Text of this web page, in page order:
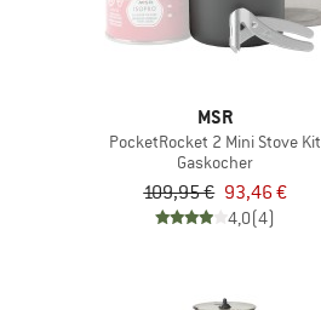
MSR
PocketRocket 2 Mini Stove Kit
Gaskocher
109,95 € 93,46 €
4,0(4)